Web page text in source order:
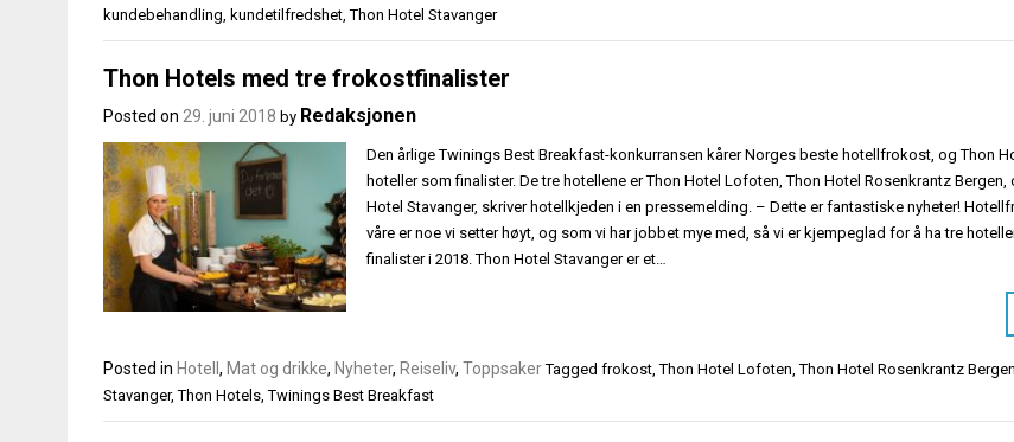
kundebehandling, kundetilfredshet,Thon Hotel Stavanger
Thon Hotels med tre frokostfinalister
Posted on 29. juni 2018 by Redaksjonen
Den årlige Twinings Best Breakfast-konkurransen kårer Norges beste hotellfrokost, og Thon
hoteller som finalister. De tre hotellene er Thon Hotel Lofoten, Thon Hotel Rosenkrantz Bergen,
Hotel Stavanger, skriver hotellkjeden i en pressemelding. – Dette er fantastiske nyheter!
våre er noe vi setter høyt, og som vi har jobbet mye med, så vi er kjempeglad for å ha tre
finalister i 2018. Thon Hotel Stavanger er et…
Posted in Hotell , Mat og drikke, Nyheter, Reiseliv, Toppsaker Tagged frokost ,Thon Hotel Lofoten ,Thon Hotel Rosenkrantz Bergen
Stavanger,Thon Hotels ,Twinings Best Breakfast